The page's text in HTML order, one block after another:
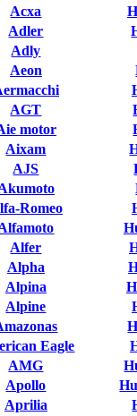
Acxa
Adler
Adly
Aeon
AGT
motor
Aixam
AJS
Romeo
Alfer
Alpha
Alpina
Alpine
Eagle
AMG
Apollo
Aprilia